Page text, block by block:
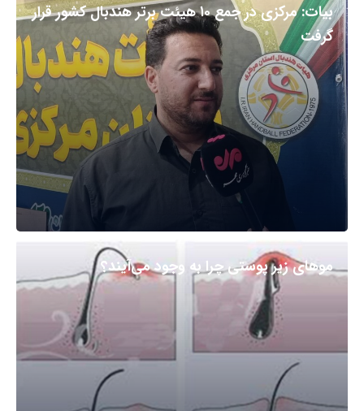
بیات: مرکزی در جمع ۱۰ هیئت برتر هندبال کشور قرار
گرفت
مو‌های زیر پوستی چرا به وجود می‌آیند؟